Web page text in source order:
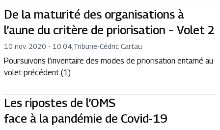
De la maturité des organisations à
l’aune du critère de priorisation – Volet 2
10 nov. 2020 - 10:04 Tribune-Cédric Cartau
Poursuivons l’inventaire des modes de priorisation entamé au
volet précédent (1)
Les ripostes de l’OMS
face à la pandémie de Covid-19